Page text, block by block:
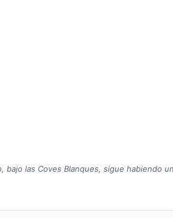
bajo las Coves Blanques, sigue habiendo